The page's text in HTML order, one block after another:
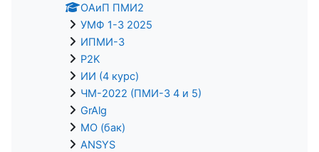
ОАиП ПМИ2
УМФ 1-3 2025
ИПМИ-3
P2K
ИИ (4 курс)
ЧМ-2022 (ПМИ-3 4 и 5)
GrAlg
МО (бак)
ANSYS